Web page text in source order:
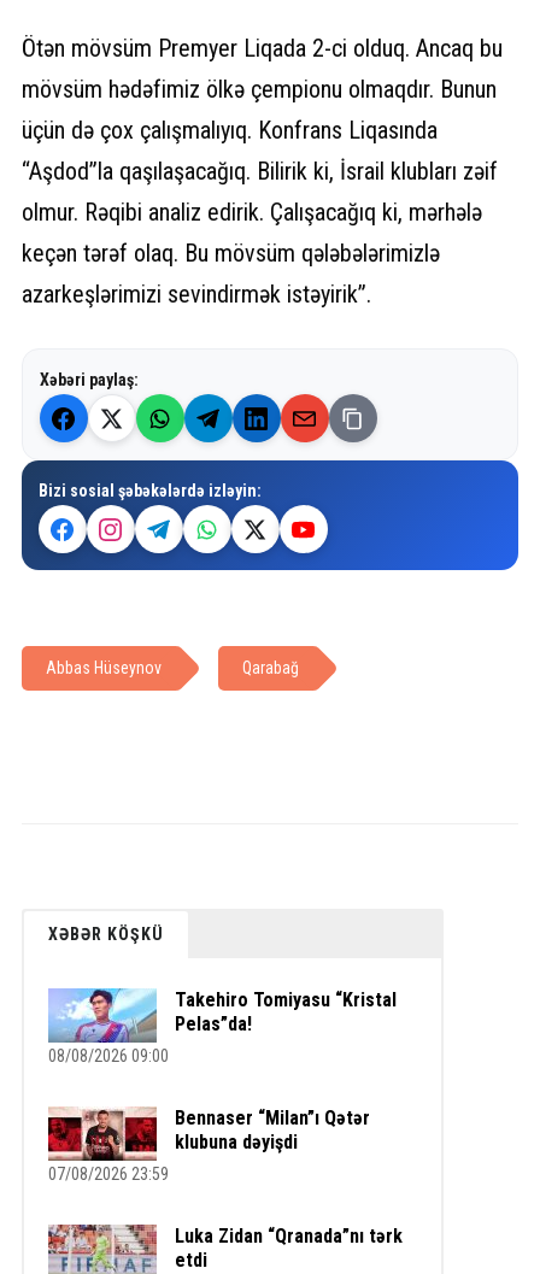
Ötən mövsüm Premyer Liqada 2-ci olduq. Ancaq bu
mövsüm hədəfimiz ölkə çempionu olmaqdır. Bunun
üçün də çox çalışmalıyıq. Konfrans Liqasında
“Aşdod”la qaşılaşacağıq. Bilirik ki, İsrail klubları zəif
olmur. Rəqibi analiz edirik. Çalışacağıq ki, mərhələ
keçən tərəf olaq. Bu mövsüm qələbələrimizlə
azarkeşlərimizi sevindirmək istəyirik”.
Xəbəri paylaş:
Bizi sosial şəbəkələrdə izləyin:
Abbas Hüseynov Qarabağ
XƏBƏR KÖŞKÜ
Takehiro Tomiyasu “Kristal
Pelas”da!
08/08/2026 09:00
Bennaser “Milan”ı Qətər
klubuna dəyişdi
07/08/2026 23:59
Luka Zidan “Qranada”nı tərk
etdi